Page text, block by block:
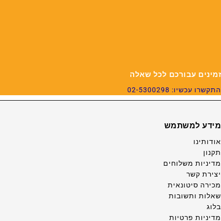
זמינים עבורכם לכל שאלה
התקשרו עכשיו: 02-5300298
מידע למשתמש
אודותינו
תקנון
מדיניות משלוחים
יצירת קשר
מכירה סיטונאית
שאלות ותשובות
בלוג
מדיניות פרטיות